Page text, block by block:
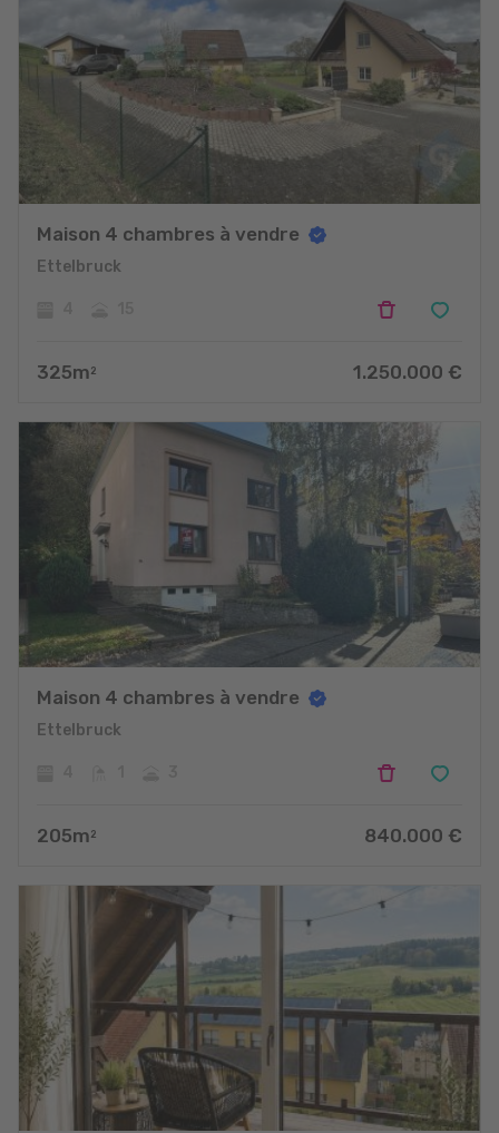
Maison 4 chambres à vendre
Ettelbruck
325m 2 1.250.000 €
Maison 4 chambres à vendre
Ettelbruck
205m 2 840.000 €